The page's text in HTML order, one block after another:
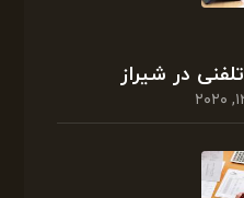
در شیراز